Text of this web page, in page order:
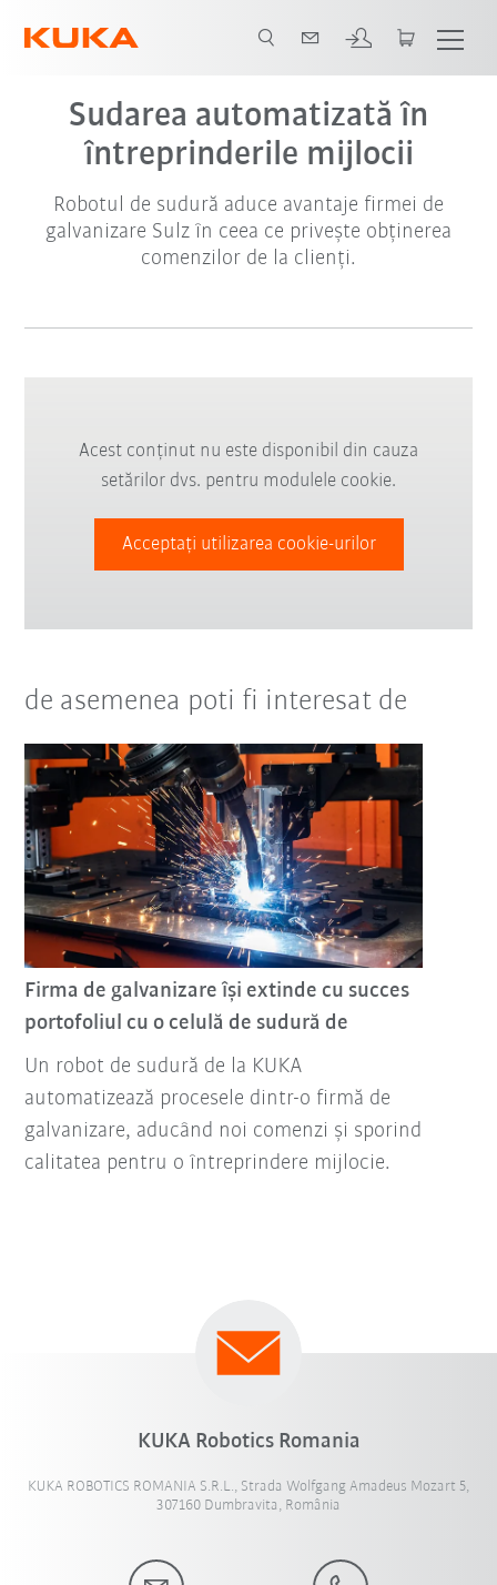
Sudarea automatizată în
întreprinderile mijlocii
Robotul de sudură aduce avantaje firmei de
galvanizare Sulz în ceea ce privește obținerea
comenzilor de la clienți.
Acest conținut nu este disponibil din cauza
setărilor dvs. pentru modulele cookie.
Acceptați utilizarea cookie-urilor
de asemenea poti fi interesat de
Firma de galvanizare își extinde cu succes
portofoliul cu o celulă de sudură de
Un robot de sudură de la KUKA
automatizează procesele dintr-o firmă de
galvanizare, aducând noi comenzi și sporind
calitatea pentru o întreprindere mijlocie.
KUKA Robotics Romania
KUKA ROBOTICS ROMANIA S.R.L., Strada Wolfgang Amadeus Mozart 5,
307160 Dumbravita, România